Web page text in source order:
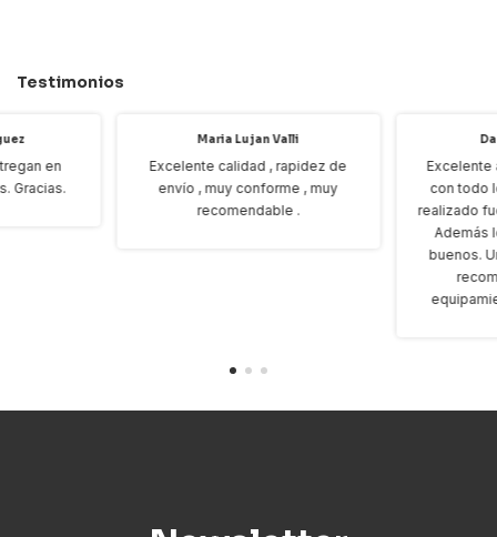
Testimonios
en
Gracias.
Maria Lujan Valli
Excelente calidad , rapidez de
envío , muy conforme , muy
recomendable .
Excelente
con todo
realizado
Además
buenos.